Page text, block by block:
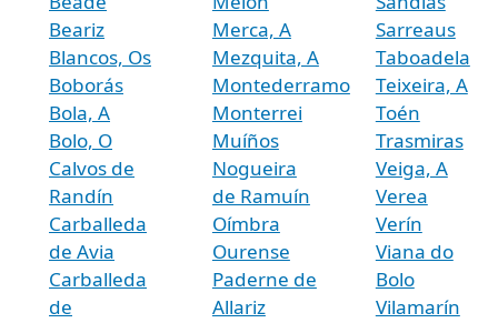
Beariz
Blancos, Os
Boborás
Bola, A
Bolo, O
Calvos de
Randín
Carballeda
de Avia
Carballeda
de
Merca, A
Mezquita, A
Montederramo
Monterrei
Muíños
Nogueira
de Ramuín
Oímbra
Ourense
Paderne de
Allariz
Sarreaus
Taboadela
Teixeira, A
Toén
Trasmiras
Veiga, A
Verea
Verín
Viana do
Bolo
Vilamarín